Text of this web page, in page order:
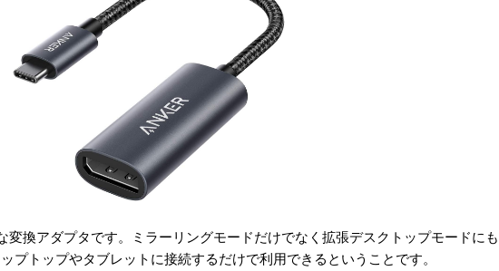
換アダプタです。ミラーリングモードだけでなく拡張デスクトップモードに
プトップやタブレットに接続するだけで利用できるということです。